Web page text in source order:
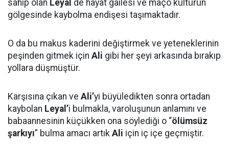
sahip olan Leyal de hayat gailesi ve maço kültürün
gölgesinde kaybolma endişesi taşımaktadır.
O da bu makus kaderini değiştirmek ve yeteneklerinin
peşinden gitmek için Ali gibi her şeyi arkasında bırakıp
yollara düşmüştür.
Karşısına çıkan ve Ali’yi büyüledikten sonra ortadan
kaybolan Leyal’i bulmakla, varoluşunun anlamını ve
babaannesinin küçükken ona söylediği o “ölümsüz
şarkıyı” bulma amacı artık Ali için iç içe geçmiştir.